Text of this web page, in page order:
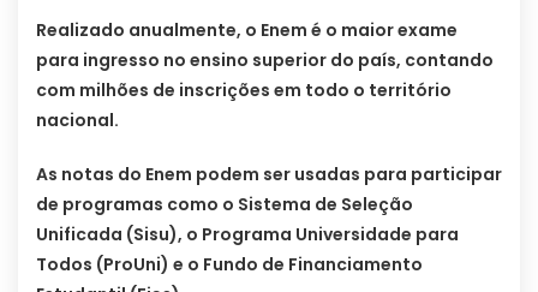
Realizado anualmente, o Enem é o maior exame
para ingresso no ensino superior do país, contando
com milhões de inscrições em todo o território
nacional.
As notas do Enem podem ser usadas para participar
de programas como o Sistema de Seleção
Unificada (Sisu), o Programa Universidade para
Todos (ProUni) e o Fundo de Financiamento